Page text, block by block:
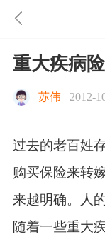
重大疾病
苏伟 2012-
过去的老百姓
购买保险来转
来越明确。人
随着一些重大